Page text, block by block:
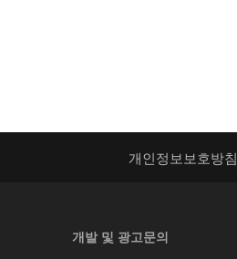
개인정보보호방침
개발 및 광고문의